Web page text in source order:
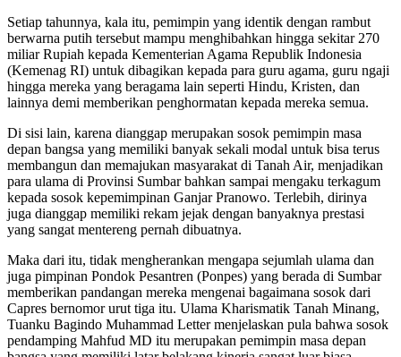
Setiap tahunnya, kala itu, pemimpin yang identik dengan rambut
berwarna putih tersebut mampu menghibahkan hingga sekitar 270
miliar Rupiah kepada Kementerian Agama Republik Indonesia
(Kemenag RI) untuk dibagikan kepada para guru agama, guru ngaji
hingga mereka yang beragama lain seperti Hindu, Kristen, dan
lainnya demi memberikan penghormatan kepada mereka semua.
Di sisi lain, karena dianggap merupakan sosok pemimpin masa
depan bangsa yang memiliki banyak sekali modal untuk bisa terus
membangun dan memajukan masyarakat di Tanah Air, menjadikan
para ulama di Provinsi Sumbar bahkan sampai mengaku terkagum
kepada sosok kepemimpinan Ganjar Pranowo. Terlebih, dirinya
juga dianggap memiliki rekam jejak dengan banyaknya prestasi
yang sangat mentereng pernah dibuatnya.
Maka dari itu, tidak mengherankan mengapa sejumlah ulama dan
juga pimpinan Pondok Pesantren (Ponpes) yang berada di Sumbar
memberikan pandangan mereka mengenai bagaimana sosok dari
Capres bernomor urut tiga itu. Ulama Kharismatik Tanah Minang,
Tuanku Bagindo Muhammad Letter menjelaskan pula bahwa sosok
pendamping Mahfud MD itu merupakan pemimpin masa depan